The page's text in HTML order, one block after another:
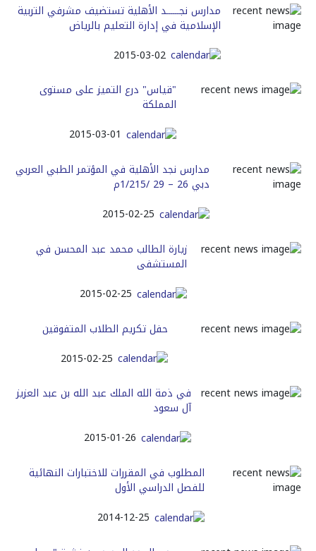
مدارس نجــــــد الأهلية تستضيف مشرفي التربية
الإسلامية في إدارة التعليم بالرياض
2015-03-02
"قياس" درع التميز على مستوى
المملكة
2015-03-01
مدارس نجد الأهلية في المؤتمر الطبي العربي
دبي 26 – 29 /1/215م
2015-02-25
زيارة الطالب محمد عبد المحسن في
المستشفى
2015-02-25
حفل تكريم الطلاب المتفوقين
2015-02-25
في ذمة الله الملك عبد الله بن عبد العزيز
آل سعود
2015-01-26
المطلوب في المقررات للاختبارات النهائية
للفصل الدراسي الأول
2014-12-25